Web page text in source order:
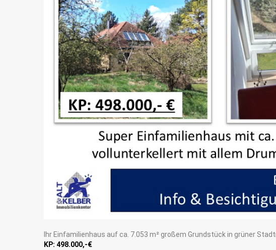
Ihr Einfamilienhaus auf ca. 7.053 m² großem Grundstück in grüner
KP: 498.000,-€